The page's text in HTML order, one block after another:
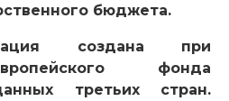
бюджета.
создана при
фонда
третьих стран.